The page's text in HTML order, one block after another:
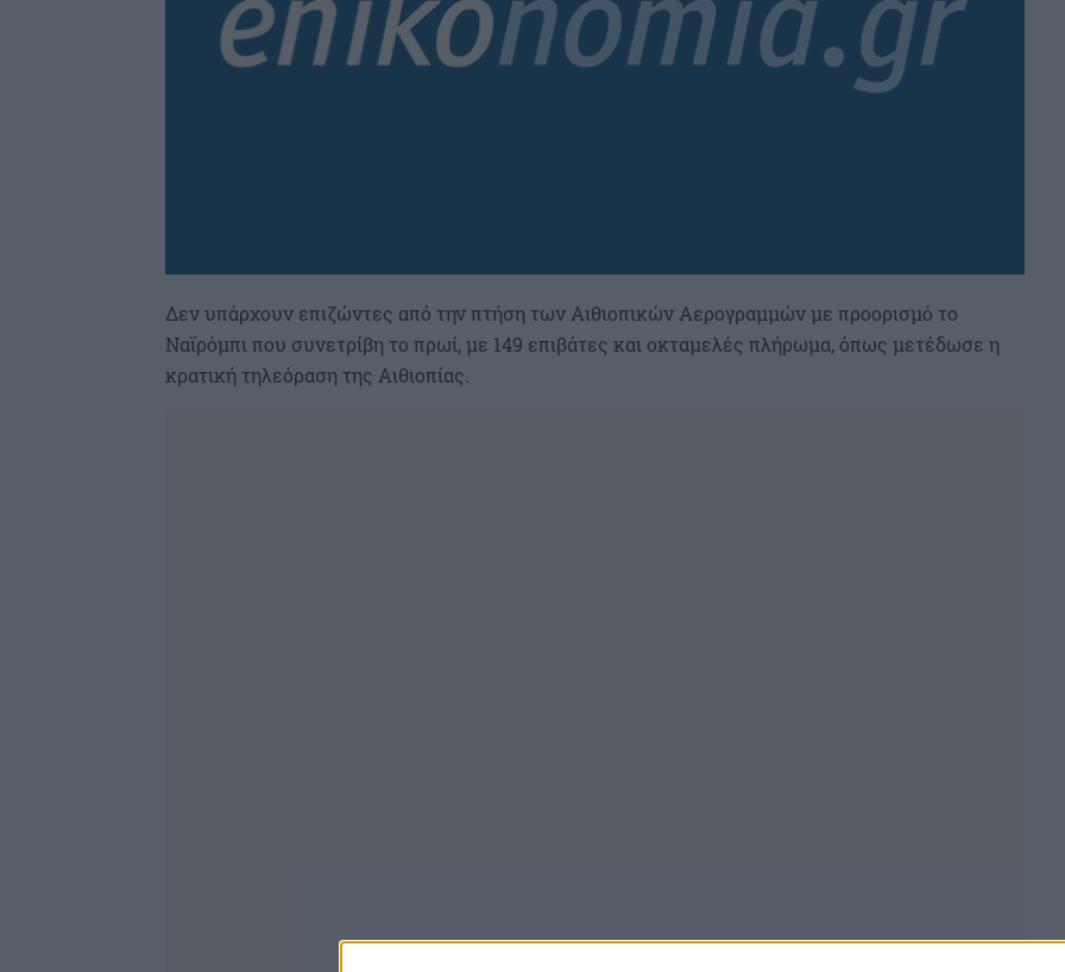
Δεν υπάρχουν επιζώντες από την πτήση των Αιθιοπικών Αερογραμμών με προορισμό το
Ναϊρόμπι που συνετρίβη το πρωί, με 149 επιβάτες και οκταμελές πλήρωμα, όπως μετέδωσε η
κρατική τηλεόραση της Αιθιοπίας.